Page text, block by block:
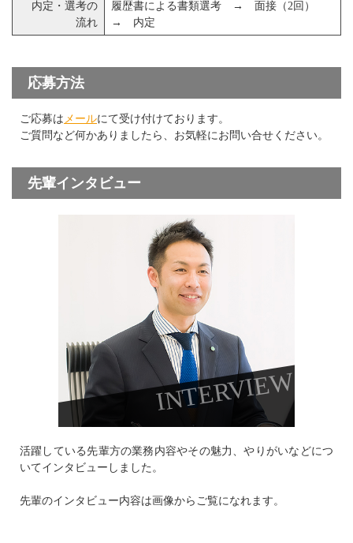
内定・選考の
流れ
履歴書による書類選考 → 面接（2回）
→ 内定
応募方法
ご応募は メールにて受け付けております。
ご質問など何かありましたら、お気軽にお問い合せください。
先輩インタビュー
INTERVIEW
活躍している先輩方の業務内容やその魅力、やりがいなどにつ
いてインタビューしました。
先輩のインタビュー内容は画像から ご覧になれます。